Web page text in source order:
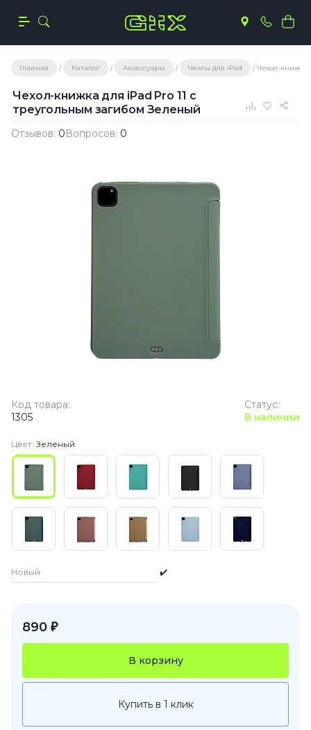
Главная Каталог Аксессуары Чехлы для iPad Чехол-книжка
Чехол-книжка для iPad Pro 11 с
треугольным загибом Зеленый
Отзывов: 0Вопросов: 0
Статус:
В наличии
Код товара:
1305
Цвет: Зеленый
Новый ✔️
890 ₽
В корзину
Купить в 1 клик